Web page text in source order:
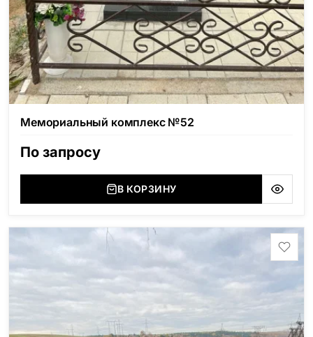
Мемориальный комплекс №52
По запросу
В КОРЗИНУ